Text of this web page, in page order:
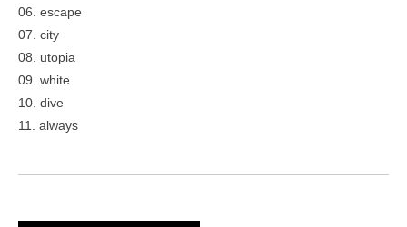
06. escape
07. city
08. utopia
09. white
10. dive
11. always